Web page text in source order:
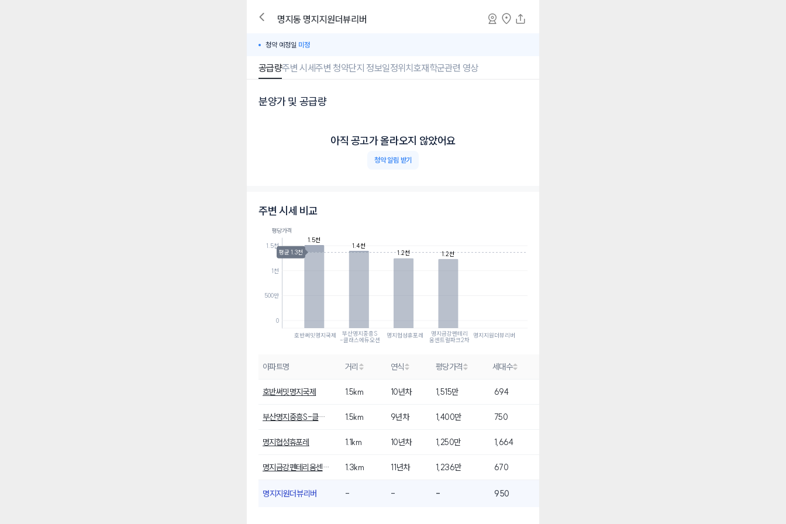
명지동 명지지원더뷰리버
청약 예정일 미정
공급량주변 시세주변 청약단지 정보일정위치호재학군관련 영상
분양가 및 공급량
아직 공고가 올라오지 않았어요
청약 알림 받기
주변 시세 비교
호반써밋명지국제
부산명지중흥S
-클래스에듀오션
명지협성휴포레
명지금강펜테리
움센트럴파크2차
명지지원더뷰리버
0
500만
1천
1.5천
평당가격
1.5천
1.4천
1.2천
1.2천
평균 1.3천
아파트명 거리 연식 평당가격 세대수
호반써밋명지국제 1.5km 10년차 1,515만 694
부산명지중흥S-클래스에듀오션 1.5km 9년차 1,400만 750
명지협성휴포레 1.1km 10년차 1,250만 1,664
명지금강펜테리움센트럴파크2차 1.3km 11년차 1,236만 670
명지지원더뷰리버 - - - 950